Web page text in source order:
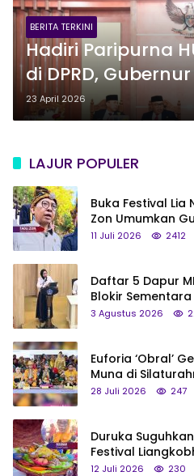
BERITA TERKINI
Hadiri Paripurna
di DPRD,
Arah
Produktivitas
23 April 2026
LAJUR POPULER
Buka Festival Lia
Zon Umumkan
Status Jadi
11 Juli 2026 2412
Daftar 5 Dapur
Blokir
3 Agustus 2026
Euforia ‘Obral’
Muna di
Saya Bukan Tipe
28 Juli 2026 247
Duruka
Festival
hingga Tumpeng
12 Juli 2026 230